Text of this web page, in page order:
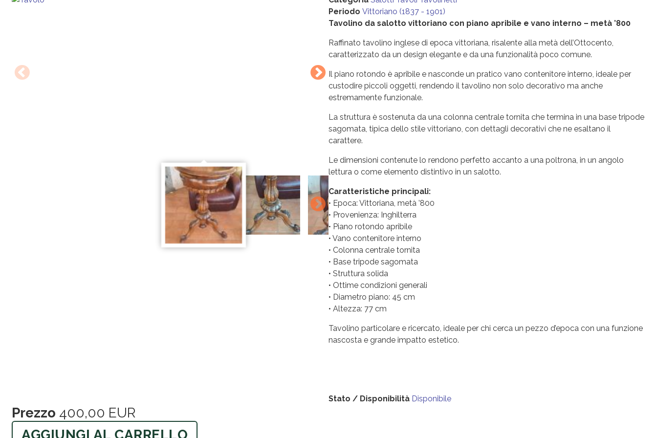
Periodo Vittoriano (1837 - 1901)
Tavolino da salotto vittoriano con piano apribile e vano interno – metà ’800
Raffinato tavolino inglese di epoca vittoriana, risalente alla metà dell’Ottocento,
caratterizzato da un design elegante e da una funzionalità poco comune.
Il piano rotondo è apribile e nasconde un pratico vano contenitore interno, ideale per
custodire piccoli oggetti, rendendo il tavolino non solo decorativo ma anche
estremamente funzionale.
La struttura è sostenuta da una colonna centrale tornita che termina in una base tripode
sagomata, tipica dello stile vittoriano, con dettagli decorativi che ne esaltano il
carattere.
Le dimensioni contenute lo rendono perfetto accanto a una poltrona, in un angolo
lettura o come elemento distintivo in un salotto.
Caratteristiche principali:
• Epoca: Vittoriana, metà ’800
• Provenienza: Inghilterra
• Piano rotondo apribile
• Vano contenitore interno
• Colonna centrale tornita
• Base tripode sagomata
• Struttura solida
• Ottime condizioni generali
• Diametro piano: 45 cm
• Altezza: 77 cm
Tavolino particolare e ricercato, ideale per chi cerca un pezzo d’epoca con una funzione
nascosta e grande impatto estetico.
Stato / Disponibilità Disponibile
Prezzo 400,00 EUR